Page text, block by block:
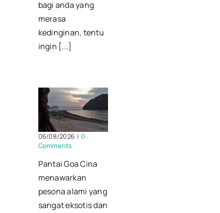
bagi anda yang
merasa
kedinginan, tentu
ingin [...]
06/08/2026 | 0
Comments
Pantai Goa Cina
menawarkan
pesona alami yang
sangat eksotis dan